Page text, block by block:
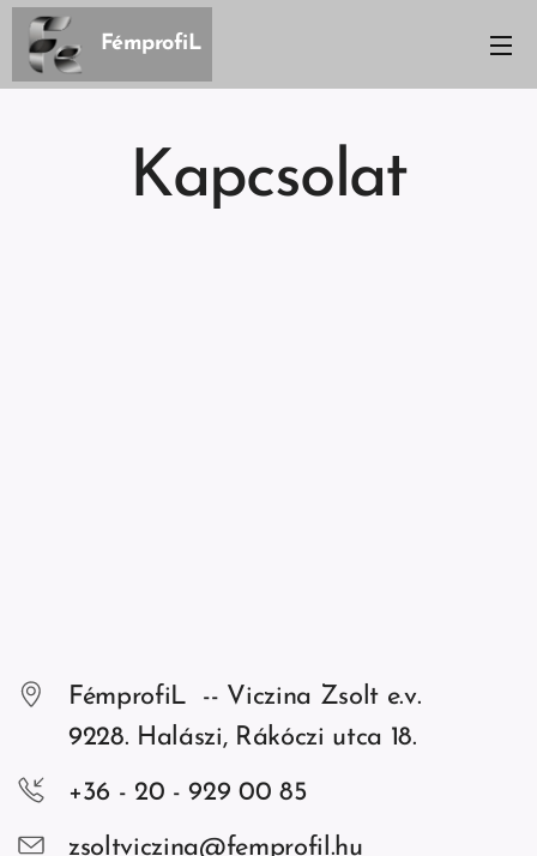
FémprofiL
Kapcsolat
FémprofiL -- Viczina Zsolt e.v.
9228. Halászi, Rákóczi utca 18.
+36 - 20 - 929 00 85
zsoltviczina@femprofil.hu